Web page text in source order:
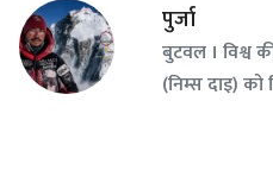
पुर्जा
बुटवल । विश्व
(निम्स दाइ)